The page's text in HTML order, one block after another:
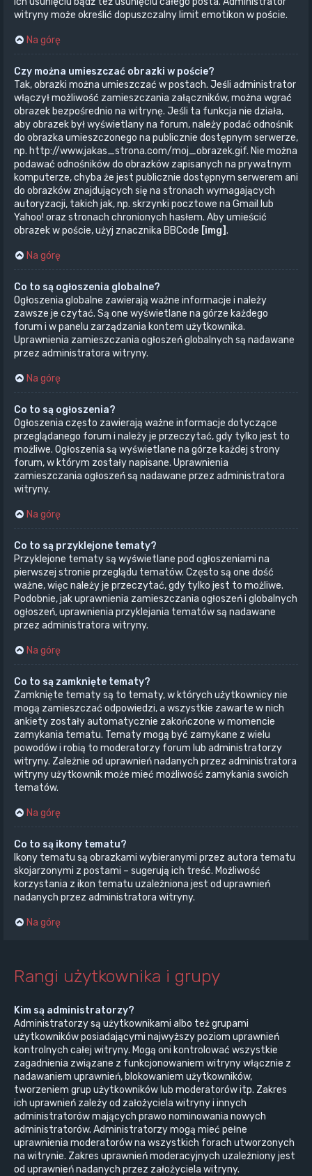
witryny może określić dopuszczalny limit emotikon w poście.
Na górę
Czy można umieszczać obrazki w poście?
Tak, obrazki można umieszczać w postach. Jeśli administrator
włączył możliwość zamieszczania załączników, można wgrać
obrazek bezpośrednio na witrynę. Jeśli ta funkcja nie działa,
aby obrazek był wyświetlany na forum, należy podać odnośnik
do obrazka umieszczonego na publicznie dostępnym serwerze,
np. http://www.jakas_strona.com/moj_obrazek.gif. Nie można
podawać odnośników do obrazków zapisanych na prywatnym
komputerze, chyba że jest publicznie dostępnym serwerem ani
do obrazków znajdujących się na stronach wymagających
autoryzacji, takich jak, np. skrzynki pocztowe na Gmail lub
Yahoo! oraz stronach chronionych hasłem. Aby umieścić
obrazek w poście, użyj znacznika BBCode [img].
Na górę
Co to są ogłoszenia globalne?
Ogłoszenia globalne zawierają ważne informacje i należy
zawsze je czytać. Są one wyświetlane na górze każdego
forum i w panelu zarządzania kontem użytkownika.
Uprawnienia zamieszczania ogłoszeń globalnych są nadawane
przez administratora witryny.
Na górę
Co to są ogłoszenia?
Ogłoszenia często zawierają ważne informacje dotyczące
przeglądanego forum i należy je przeczytać, gdy tylko jest to
możliwe. Ogłoszenia są wyświetlane na górze każdej strony
forum, w którym zostały napisane. Uprawnienia
zamieszczania ogłoszeń są nadawane przez administratora
witryny.
Na górę
Co to są przyklejone tematy?
Przyklejone tematy są wyświetlane pod ogłoszeniami na
pierwszej stronie przeglądu tematów. Często są one dość
ważne, więc należy je przeczytać, gdy tylko jest to możliwe.
Podobnie, jak uprawnienia zamieszczania ogłoszeń i globalnych
ogłoszeń, uprawnienia przyklejania tematów są nadawane
przez administratora witryny.
Na górę
Co to są zamknięte tematy?
Zamknięte tematy są to tematy, w których użytkownicy nie
mogą zamieszczać odpowiedzi, a wszystkie zawarte w nich
ankiety zostały automatycznie zakończone w momencie
zamykania tematu. Tematy mogą być zamykane z wielu
powodów i robią to moderatorzy forum lub administratorzy
witryny. Zależnie od uprawnień nadanych przez administratora
witryny użytkownik może mieć możliwość zamykania swoich
tematów.
Na górę
Co to są ikony tematu?
Ikony tematu są obrazkami wybieranymi przez autora tematu
skojarzonymi z postami – sugerują ich treść. Możliwość
korzystania z ikon tematu uzależniona jest od uprawnień
nadanych przez administratora witryny.
Na górę
Rangi użytkownika i grupy
Kim są administratorzy?
Administratorzy są użytkownikami albo też grupami
użytkowników posiadającymi najwyższy poziom uprawnień
kontrolnych całej witryny. Mogą oni kontrolować wszystkie
zagadnienia związane z funkcjonowaniem witryny włącznie z
nadawaniem uprawnień, blokowaniem użytkowników,
tworzeniem grup użytkowników lub moderatorów itp. Zakres
ich uprawnień zależy od założyciela witryny i innych
administratorów mających prawo nominowania nowych
administratorów. Administratorzy mogą mieć pełne
uprawnienia moderatorów na wszystkich forach utworzonych
na witrynie. Zakres uprawnień moderacyjnych uzależniony jest
od uprawnień nadanych przez założyciela witryny.